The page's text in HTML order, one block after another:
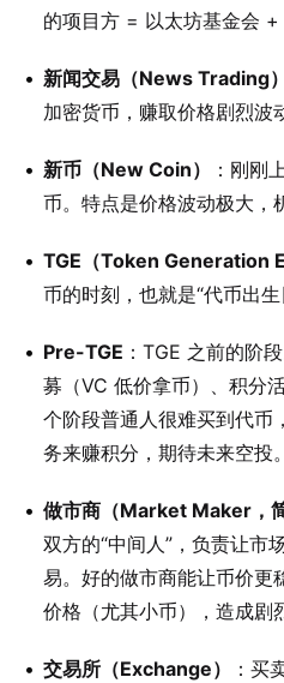
的项目方 = 以太坊基金会 +
新闻交易（News Trading）
加密货币，赚取价格剧烈波
新币（New Coin）
：刚刚
币。特点是价格波动极大，
TGE（Token Generation
币的时刻，也就是“代币出生
Pre-TGE ：TGE 之前的阶
募（VC 低价拿币）、积分
个阶段普通人很难买到代币
务来赚积分，期待未来空投。
做市商（Market Maker，
双方的“中间人”，负责让市
易。好的做市商能让币价更
价格（尤其小币），造成剧
交易所（Exchange）
：买